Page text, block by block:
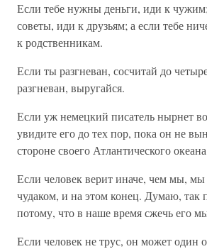
Если тебе нужны деньги, иди к
советы, иди к друзьям; а если тебе
к родственникам.
Если ты разгневан, сосчитай до
разгневан, выругайся.
Если уж немецкий писатель нырнет
увидите его до тех пор, пока он не
стороне своего Атлантического
Если человек верит иначе, чем мы, мы
чудаком, и на этом конец. Думаю, так
потому, что в наше время сжечь его
Если человек не трус, он может один